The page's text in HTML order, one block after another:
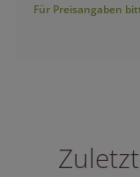
Für Preisangaben